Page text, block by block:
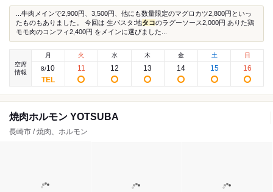
...牛肉メインで2,900円、3,500円、他にも数量限定のマグロカツ2,800円といっ
たものもありました。 今回は 生パスタ:地タコのラグーソース2,000円 ありた鶏
モモ肉のコンフィ2,400円 をメインに選びました...
空席
情報
月
8/10
火
11
水
12
木
13
金
14
土
15
日
16
焼肉ホルモン YOTSUBA
長崎市 / 焼肉、ホルモン